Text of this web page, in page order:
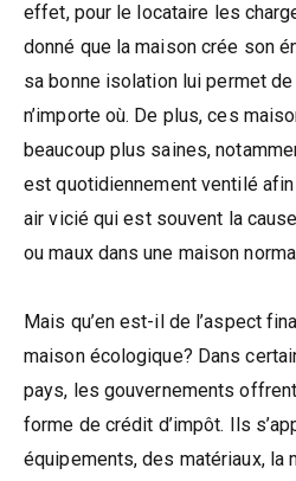
effet, pour le locataire les
donné que la maison crée son
sa bonne isolation lui permet
n’importe où. De plus, ces
beaucoup plus saines,
est quotidiennement ventilé
air vicié qui est souvent la
ou maux dans une maison
Mais qu’en est-il de l’aspect
maison écologique? Dans
pays, les gouvernements
forme de crédit d’impôt. Ils
équipements, des matériaux, la